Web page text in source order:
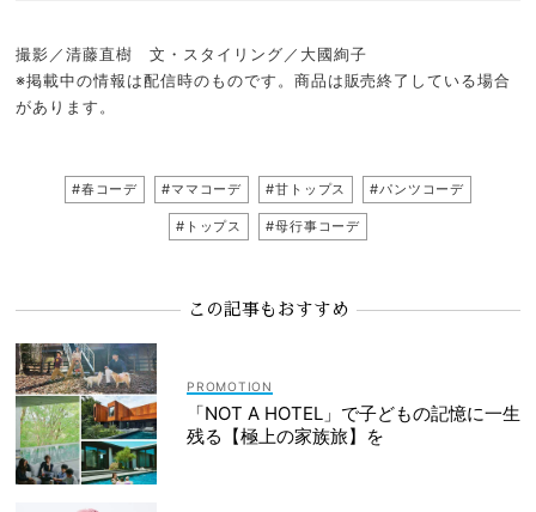
撮影／清藤直樹 文・スタイリング／大國絢子
※掲載中の情報は配信時のものです。商品は販売終了している場合
があります。
#春コーデ #ママコーデ #甘トップス #パンツコーデ
#トップス #母行事コーデ
この記事もおすすめ
「NOT A HOTEL」で子どもの記憶に一生
残る【極上の家族旅】を